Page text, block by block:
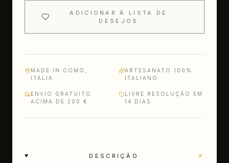
ADICIONAR À LISTA DE
DESEJOS
MADE IN COMO,
ITÁLIA
ARTESANATO 100%
ITALIANO
ENVIO GRATUITO
ACIMA DE 200 €
LIVRE RESOLUÇÃO EM
14 DIAS
DESCRIÇÃO +